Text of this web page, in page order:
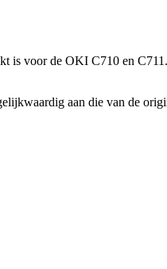
voor de OKI C710 en C711.
aan die van de